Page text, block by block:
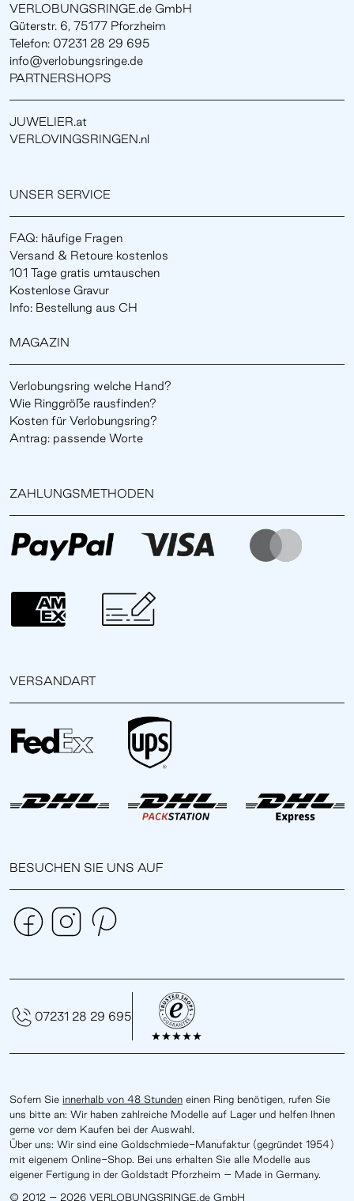
VERLOBUNGSRINGE.de GmbH
Güterstr. 6, 75177 Pforzheim
Telefon: 07231 28 29 695
info@verlobungsringe.de
PARTNERSHOPS
JUWELIER.at
VERLOVINGSRINGEN.nl
UNSER SERVICE
FAQ: häufige Fragen
Versand & Retoure kostenlos
101 Tage gratis umtauschen
Kostenlose Gravur
Info: Bestellung aus CH
MAGAZIN
Verlobungsring welche Hand?
Wie Ringgröße rausfinden?
Kosten für Verlobungsring?
Antrag: passende Worte
ZAHLUNGSMETHODEN
VERSANDART
BESUCHEN SIE UNS AUF
Sofern Sie innerhalb von 48 Stunden einen Ring benötigen, rufen Sie
uns bitte an: Wir haben zahlreiche Modelle auf Lager und helfen Ihnen
gerne vor dem Kaufen bei der Auswahl.
Über uns: Wir sind eine Goldschmiede-Manufaktur (gegründet 1954)
mit eigenem Online-Shop. Bei uns erhalten Sie alle Modelle aus
eigener Fertigung in der Goldstadt Pforzheim – Made in Germany.
© 2012 – 2026 VERLOBUNGSRINGE.de GmbH
07231 28 29 695